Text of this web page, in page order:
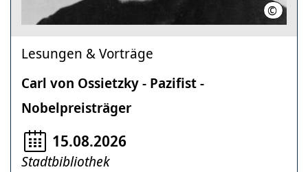
©
Lesungen & Vorträge
Carl von Ossietzky - Pazifist -
Nobelpreisträger
15.08.2026
Stadtbibliothek